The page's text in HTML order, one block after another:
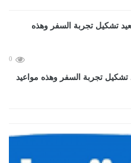
0
تجربة السفر وهذه مواعيد